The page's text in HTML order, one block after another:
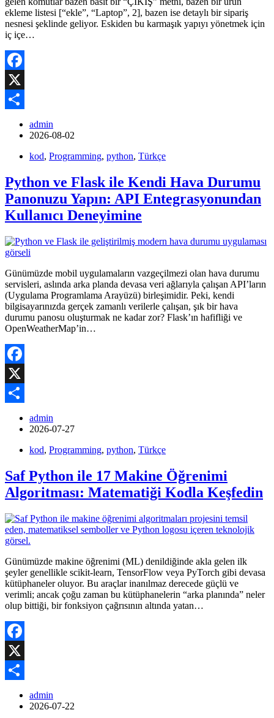
ekleme listesi [“ekle”, “Laptop”, 2], bazen ise detaylı bir sipariş
nesnesi şeklinde geliyor. Eskiden bu karmaşık yapıyı yönetmek için
iç içe…
Facebook
X
admin
2026-08-02
kod, Programming, python, Türkçe
Python ve Flask ile Kendi Hava Durumu
Panonuzu Yapın: API Entegrasyonundan
Kullanıcı Deneyimine
Günümüzde mobil uygulamaların vazgeçilmezi olan hava durumu
servisleri, aslında arka planda devasa veri ağlarıyla çalışan API’ların
(Uygulama Programlama Arayüzü) birleşimidir. Peki, kendi
bilgisayarınızda gerçek zamanlı verilerle çalışan, şık bir hava
durumu panosu oluşturmak ne kadar zor? Flask’ın hafifliği ve
OpenWeatherMap’in…
Facebook
X
admin
2026-07-27
kod, Programming, python, Türkçe
Saf Python ile 17 Makine Öğrenimi
Algoritması: Matematiği Kodla Keşfedin
Günümüzde makine öğrenimi (ML) denildiğinde akla gelen ilk
şeyler genellikle scikit-learn, TensorFlow veya PyTorch gibi devasa
kütüphaneler oluyor. Bu araçlar inanılmaz derecede güçlü ve
verimli; ancak çoğu zaman bu kütüphanelerin “arka planında” neler
olup bittiği, bir fonksiyon çağrısının altında yatan…
Facebook
X
admin
2026-07-22